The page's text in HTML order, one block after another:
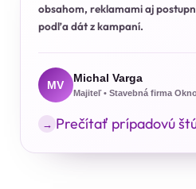
obsahom, reklamami aj
podľa dát z kampaní.
MV
Michal Varga
Majiteľ • Stavebná firma
→ Prečítať prípadovú